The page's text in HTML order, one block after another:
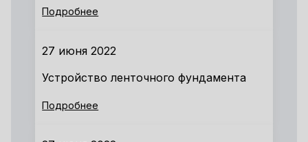
Подробнее
27 июня 2022
Устройство ленточного фундамента
Подробнее